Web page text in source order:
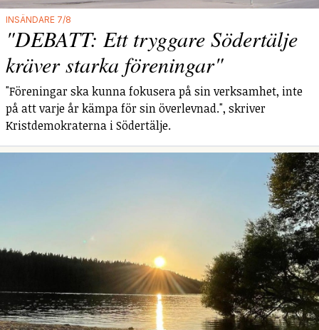
INSÄNDARE 7/8
"DEBATT: Ett tryggare Södertälje
kräver starka föreningar"
"Föreningar ska kunna fokusera på sin verksamhet, inte
på att varje år kämpa för sin överlevnad.", skriver
Kristdemokraterna i Södertälje.